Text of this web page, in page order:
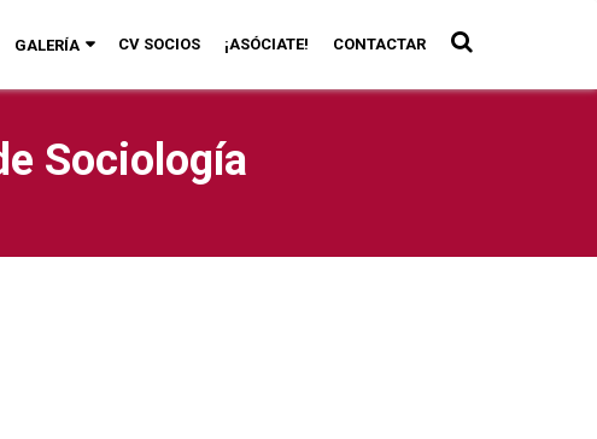
GALERÍA CV SOCIOS ¡ASÓCIATE! CONTACTAR
Sociología